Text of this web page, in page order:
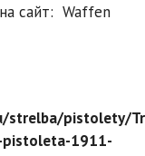
сайт: Waffen
strelba/pistolety/
pistoleta-1911-